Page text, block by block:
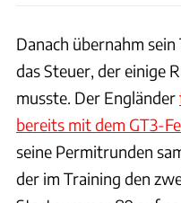
Danach übernahm
das Steuer, der einige
musste. Der Engländer
bereits mit dem GT3-
seine Permitrunden
der im Training den